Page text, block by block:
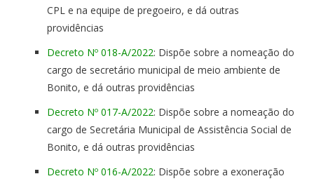
CPL e na equipe de pregoeiro, e dá outras
providências
Decreto Nº 018-A/2022: Dispõe sobre a nomeação do
cargo de secretário municipal de meio ambiente de
Bonito, e dá outras providências
Decreto Nº 017-A/2022: Dispõe sobre a nomeação do
cargo de Secretária Municipal de Assistência Social de
Bonito, e dá outras providências
Decreto Nº 016-A/2022: Dispõe sobre a exoneração